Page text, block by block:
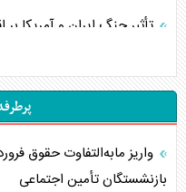
تأثیر جنگ ایران و آمریکا بر
اربعین، کابوس مشترک
برنامه هفتم توسعه در نقطه
بازنشستگان تأمین اجتماعی